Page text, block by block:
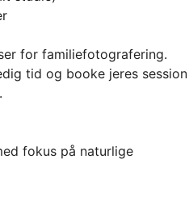
for familiefotografering.
tid og booke jeres session
fokus på naturlige